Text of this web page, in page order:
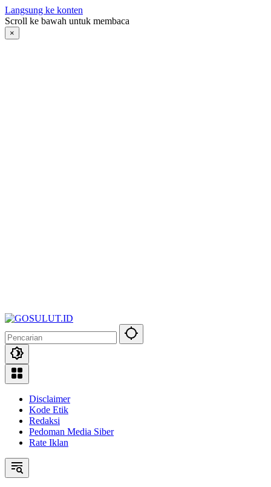
Langsung ke konten
Scroll ke bawah untuk membaca
×
Disclaimer
Kode Etik
Redaksi
Pedoman Media Siber
Rate Iklan